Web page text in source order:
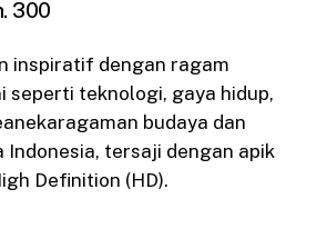
300
inspiratif dengan ragam
seperti teknologi, gaya hidup,
budaya dan
Indonesia, tersaji dengan apik
Definition (HD).